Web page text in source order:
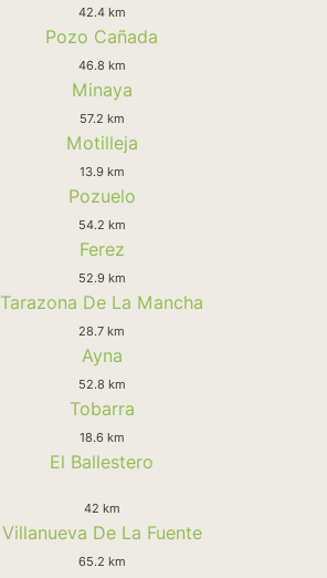
42.4 km
Pozo Cañada
46.8 km
Minaya
57.2 km
Motilleja
13.9 km
Pozuelo
54.2 km
Ferez
52.9 km
Tarazona De La Mancha
28.7 km
Ayna
52.8 km
Tobarra
18.6 km
El Ballestero
42 km
Villanueva De La Fuente
65.2 km